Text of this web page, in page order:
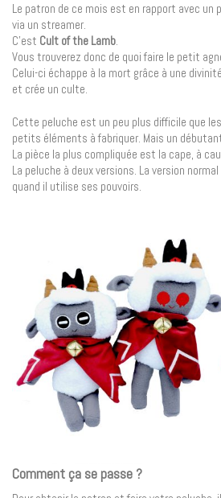
Le patron de ce mois est en rapport avec un
via un streamer.
C’est Cult of the Lamb.
Vous trouverez donc de quoi faire le petit
Celui-ci échappe à la mort grâce à une
et crée un culte.
Cette peluche est un peu plus difficile que
petits éléments à fabriquer. Mais un
La pièce la plus compliquée est la cape, à
La peluche à deux versions. La version
quand il utilise ses pouvoirs.
Comment ça se passe ?